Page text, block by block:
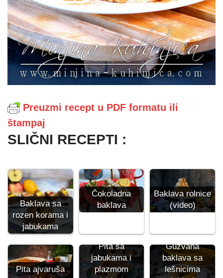
Preuzmi recept u PDF formatu ili
štampaj
SLIČNI RECEPTI :
Baklava sa
rozen korama i
jabukama
Čokoladna
baklava
Baklava rolnice
(video)
Pita ajvaruša
Pita sa
jabukama i
plazmom
Gužvana
baklava sa
lešnicima